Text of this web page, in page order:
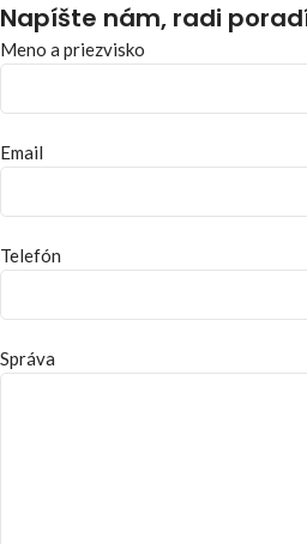
Napíšte nám, radi
Meno a priezvisko
Email
Telefón
Správa